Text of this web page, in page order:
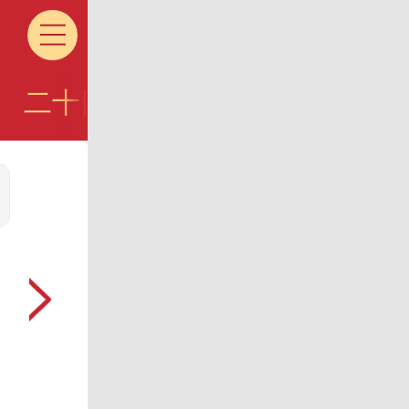
二十四节气